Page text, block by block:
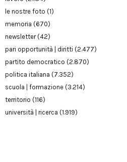
le nostre foto (1)
memoria (670)
newsletter(42)
pari opportunità | diritti (2.477)
partito democratico (2.870)
politica italiana (7.352)
scuola | formazione (3.214)
territorio (116)
università | ricerca (1.919)